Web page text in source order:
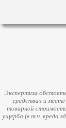
Экспертиза
средствах и
товарной
ущерба (в т.ч. вреда